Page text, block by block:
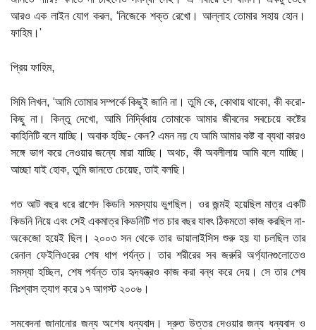
আরও এক লাইন যোগ করল, ‘নিজেকে শক্ত রেখো। আল্লাহ তোমার সহায় হোন।
ফাহিম।’
প্রিয় ফাহিম,
সিমি লিখল, ‘আমি তোমার সম্পর্কে কিছুই জানি না। তুমি কে, কোথায় থাকো, কী করো-
কিছু না। কিন্তু দেখো, আমি নির্দ্বিধায় তোমাকে আমার জীবনের সবচেয়ে কষ্টের
কাহিনিটি বলে যাচ্ছি। অবাক হচ্ছি- কেন? এমন নয় যে আমি আমার কষ্ট বা ব্যথা কারও
সঙ্গে ভাগ করে নেওয়ার জন্যে মারা যাচ্ছি। অথচ, কী অবলীলায় আমি বলে যাচ্ছি।
আচ্ছা যাই হোক, তুমি জানতে চেয়েছ, তাই বলছি।
গত আট বছর ধরে রাশেদ কিডনি সমস্যায় ভুগছিল। ওর জন্মই হয়েছিল মাত্র একটি
কিডনি নিয়ে এবং সেই একমাত্র কিডনিটি গত চার বছর যাবৎ ঠিকমতো কাজ করছিল না-
অকেজো হয়েই ছিল। ২০০৩ সন থেকে তার ডায়ালাইসিস শুরু হয় যা চলছিল তার
রেনাল ফেইলিওরের শেষ ধাপ পর্যন্ত। তার শরীরের সব জরুরি অর্গ্যানগুলোতেও
সমস্যা হচ্ছিল, শেষ পর্যন্ত তার হৃদযন্ত্রও কাজ করা বন্ধ করে দেয়। সে তার শেষ
নিঃশ্বাস ত্যাগ করে ১৭ আগস্ট ২০০৬।
সমবেদনা জানানোর জন্য অশেষ ধন্যবাদ। দ্রুত উত্তর দেওয়ার জন্য ধন্যবাদ ও